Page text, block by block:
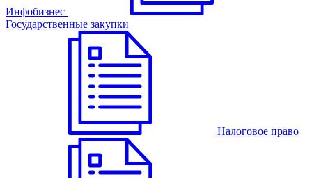
Инфобизнес
Государственные закупки
Налоговое право